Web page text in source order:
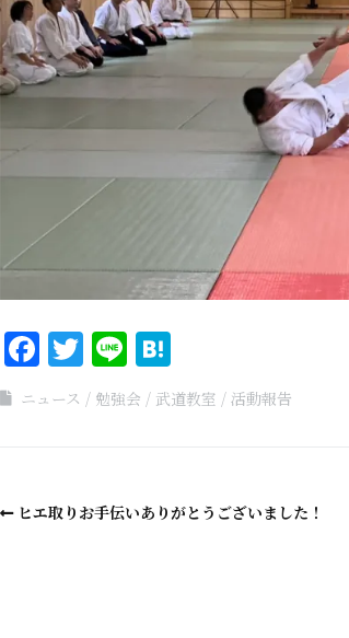
Facebook
Twitter
Line
ニュース 勉強会 武道教室 活動報告
ヒエ取りお手伝いありがとうございました！